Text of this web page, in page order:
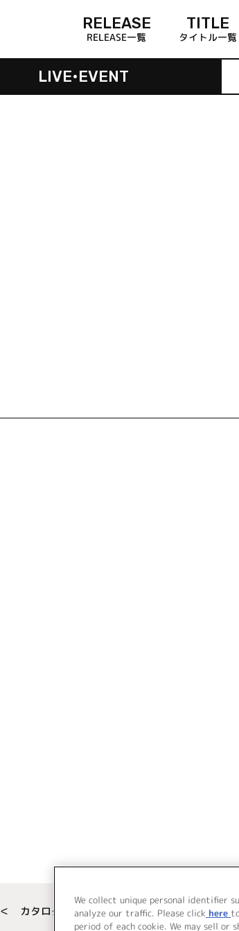
RELEASE
RELEASE一覧
TITLE
タイトル一覧
LIVE•EVENT
＜ カタログサイト トップページへ
We collect unique personal identifier
analyze our traffic. Please click here
period of each cookie. We may sell